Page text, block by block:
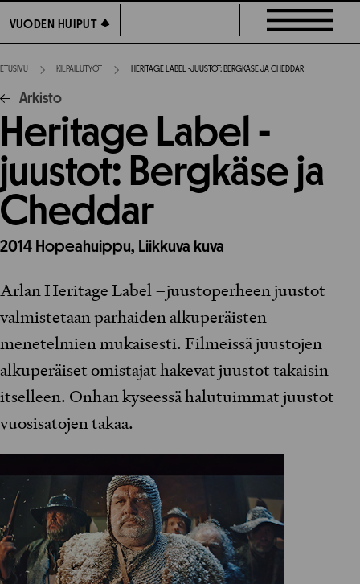
suoraan
sisältöön
VUODEN HUIPUT
VUODEN HUIPUT
ETUSIVU KILPAILUTYÖT HERITAGE LABEL -JUUSTOT: BERGKÄSE JA CHEDDAR
Arkisto
Heritage Label -
juustot: Bergkäse ja
Cheddar
2014 Hopeahuippu, Liikkuva kuva
Arlan Heritage Label –juustoperheen juustot
valmistetaan parhaiden alkuperäisten
menetelmien mukaisesti. Filmeissä juustojen
alkuperäiset omistajat hakevat juustot takaisin
itselleen. Onhan kyseessä halutuimmat juustot
vuosisatojen takaa.